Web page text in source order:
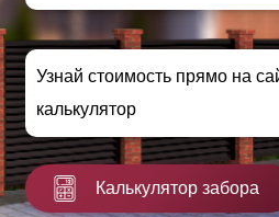
Узнай стоимость прямо на
калькулятор
Калькулятор забора